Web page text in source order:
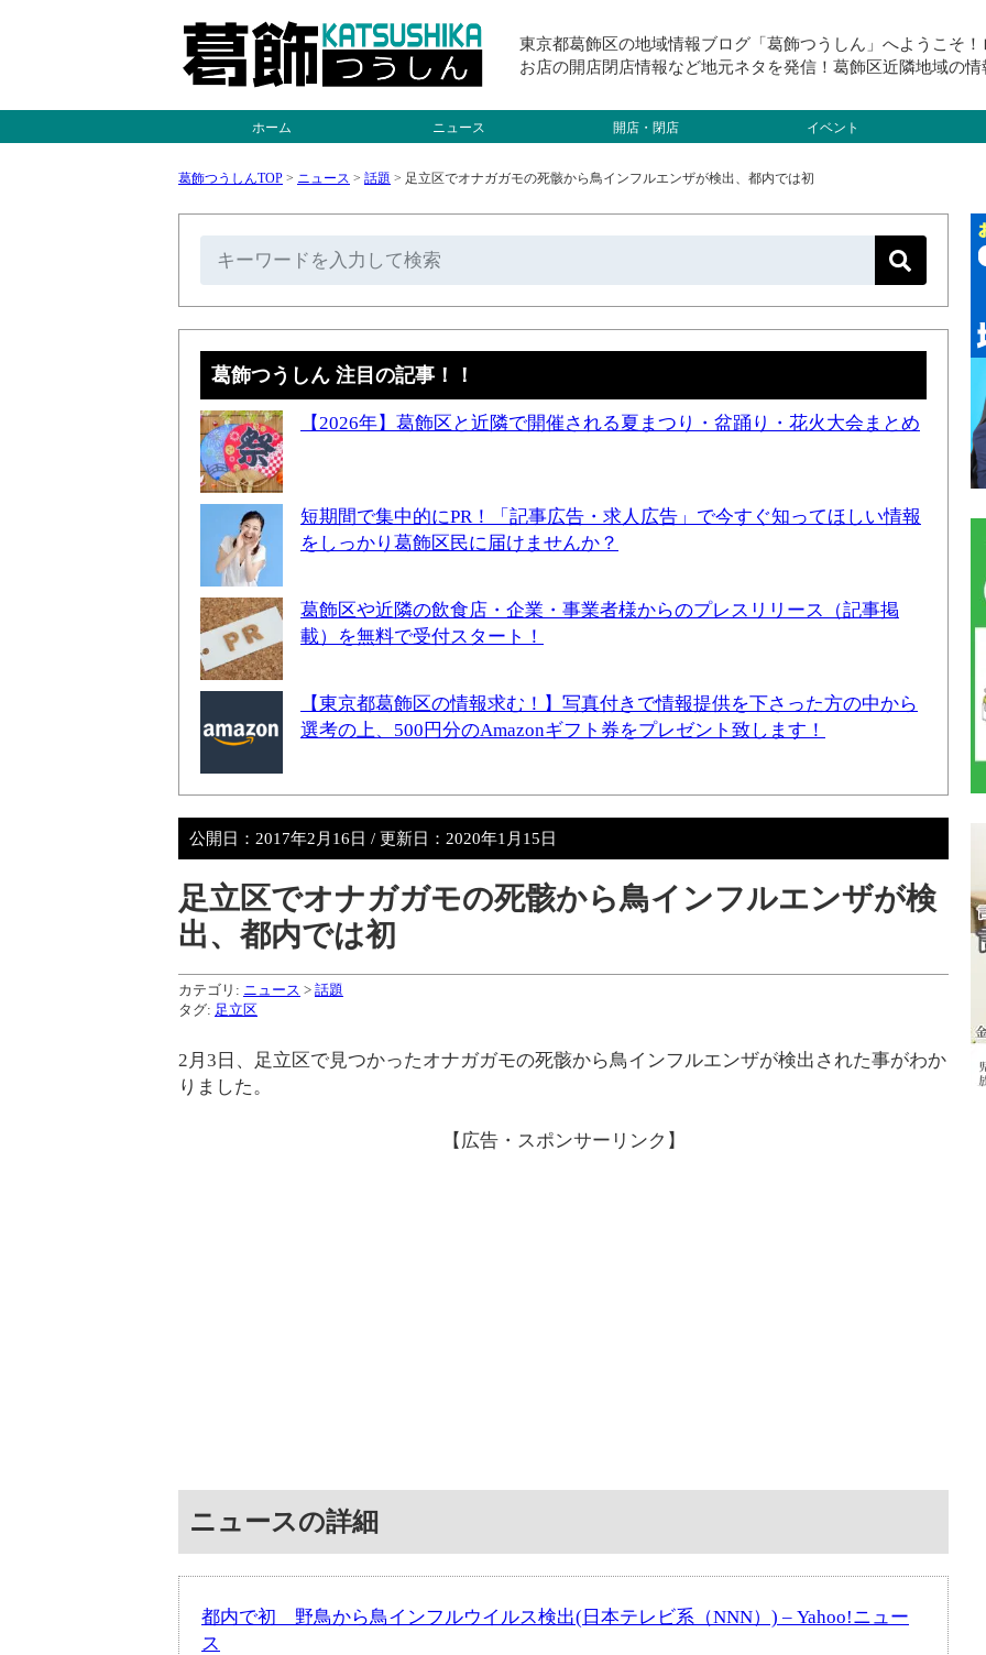
東京都葛飾区の地域情報ブログ「葛飾つうしん」へようこそ
お店の開店閉店情報など地元ネタを発信！葛飾区近隣地域の情
ホーム ニュース 開店・閉店 イベント
葛飾つうしんTOP > ニュース > 話題 > 足立区でオナガガモの死骸から鳥インフルエンザが検出、都内では初
葛飾つうしん 注目の記事！！
【2026年】葛飾区と近隣で開催される夏まつり・盆踊り・花火大会まとめ
短期間で集中的にPR！「記事広告・求人広告」で今すぐ知ってほしい情報
をしっかり葛飾区民に届けませんか？
葛飾区や近隣の飲食店・企業・事業者様からのプレスリリース（記事掲
載）を無料で受付スタート！
【東京都葛飾区の情報求む！】写真付きで情報提供を下さった方の中から
選考の上、500円分のAmazonギフト券をプレゼント致します！
公開日： 2017年2月16日 / 更新日： 2020年1月15日
足立区でオナガガモの死骸から鳥インフルエンザが検
出、都内では初
カテゴリ: ニュース > 話題
タグ: 足立区
2月3日、足立区で見つかったオナガガモの死骸から鳥インフルエンザが検出された事がわか
りました。
【広告・スポンサーリンク】
ニュースの詳細
都内で初 野鳥から鳥インフルウイルス検出(日本テレビ系（NNN）) – Yahoo!ニュー
ス